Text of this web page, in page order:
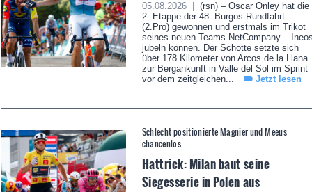
05.08.2026 |
(rsn) – Oscar Onley hat die
2. Etappe der 48. Burgos-Rundfahrt
(2.Pro) gewonnen und erstmals im Trikot
seines neuen Teams NetCompany –
jubeln können. Der Schotte setzte sich
über 178 Kilometer von Arcos de la Llana
zur Bergankunft in Valle del Sol im Sprint
vor dem zeitgleichen...
Jetzt lesen
Schlecht positionierte Magnier und Meeus
chancenlos
Hattrick: Milan baut seine
Siegesserie in Polen aus